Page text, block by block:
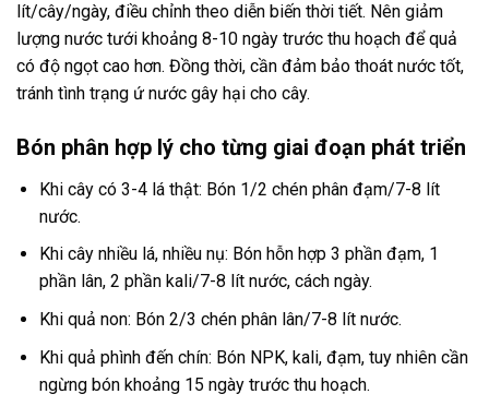
lít/cây/ngày, điều chỉnh theo diễn biến thời tiết. Nên giảm
lượng nước tưới khoảng 8-10 ngày trước thu hoạch để quả
có độ ngọt cao hơn. Đồng thời, cần đảm bảo thoát nước tốt,
tránh tình trạng ứ nước gây hại cho cây.
Bón phân hợp lý cho từng giai đoạn phát triển
Khi cây có 3-4 lá thật: Bón 1/2 chén phân đạm/7-8 lít
nước.
Khi cây nhiều lá, nhiều nụ: Bón hỗn hợp 3 phần đạm, 1
phần lân, 2 phần kali/7-8 lít nước, cách ngày.
Khi quả non: Bón 2/3 chén phân lân/7-8 lít nước.
Khi quả phình đến chín: Bón NPK, kali, đạm, tuy nhiên cần
ngừng bón khoảng 15 ngày trước thu hoạch.